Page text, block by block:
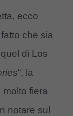
ecco
che sia
di Los
“, la
molto fiera
notare sul